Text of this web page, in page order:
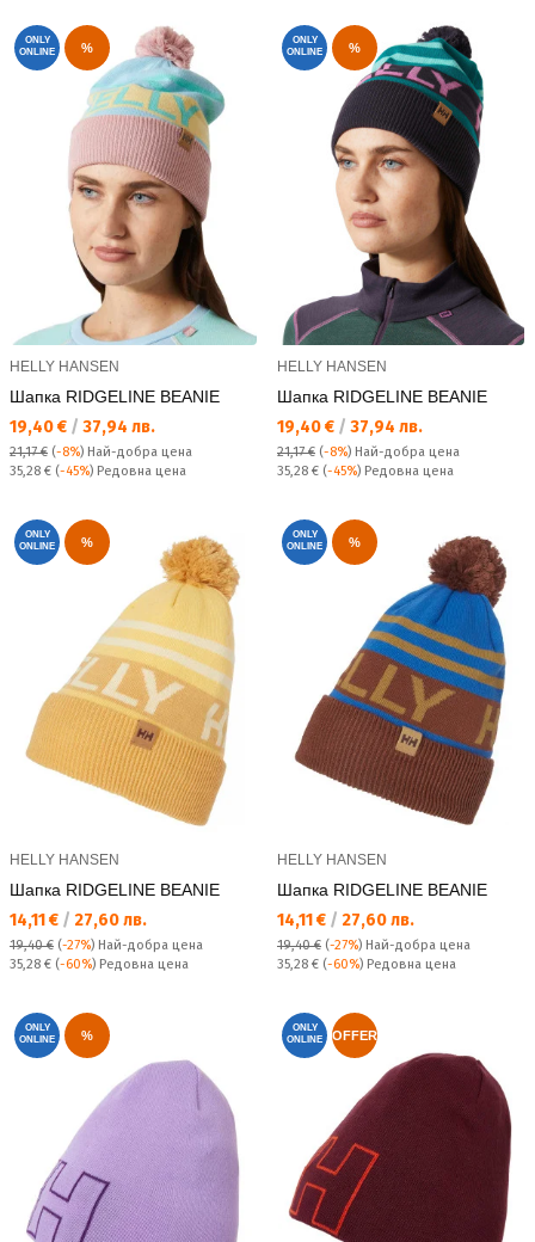
ONLY
ONLINE
%
HELLY HANSEN
Шапка RIDGELINE BEANIE
Текуща цена:
19,40 € / 37,94 лв.
21,17 € (-8%) Най-добра цена
Редовна цена:
35,28 € (-45%) Редовна цена
ONLY
ONLINE
%
HELLY HANSEN
Шапка RIDGELINE BEANIE
Текуща цена:
19,40 € / 37,94 лв.
21,17 € (-8%) Най-добра цена
Редовна цена:
35,28 € (-45%) Редовна цена
ONLY
ONLINE
%
HELLY HANSEN
Шапка RIDGELINE BEANIE
Текуща цена:
14,11 € / 27,60 лв.
19,40 € (-27%) Най-добра цена
Редовна цена:
35,28 € (-60%) Редовна цена
ONLY
ONLINE
%
HELLY HANSEN
Шапка RIDGELINE BEANIE
Текуща цена:
14,11 € / 27,60 лв.
19,40 € (-27%) Най-добра цена
Редовна цена:
35,28 € (-60%) Редовна цена
ONLY
ONLINE
%
ONLY
ONLINE
OFFER